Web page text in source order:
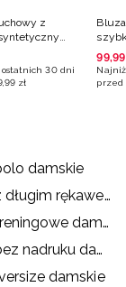
z
30 dni
,99 zł
szara
99,99
przed
damskie
Koszulki z długim rękawem damskie
Koszulki treningowe damskie
Koszulki bez nadruku damskie
damskie